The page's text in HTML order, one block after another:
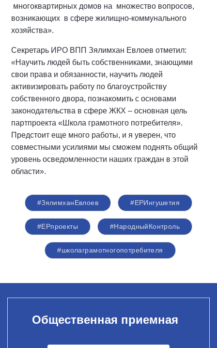
многоквартирных домов на множество вопросов,
возникающих в сфере жилищно-коммунального
хозяйства».
Секретарь ИРО ВПП Зялимхан Евлоев отметил:
«Научить людей быть собственниками, знающими
свои права и обязанности, научить людей
активизировать работу по благоустройству
собственного двора, познакомить с основами
законодательства в сфере ЖКХ – основная цель
партпроекта «Школа грамотного потребителя».
Предстоит еще много работы, и я уверен, что
совместными усилиями мы сможем поднять общий
уровень осведомленности наших граждан в этой
области».
#ЗялимханЕвлоев #ЕРИнгушетия
#ЕРпроекты #НародныйКонтроль
#школаграмотногопотребителя
Общественная приемная